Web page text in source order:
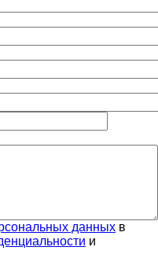
данных в
и
данных в
и